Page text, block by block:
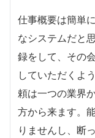
仕事概要は簡単
なシステムだと
録をして、その
していただくよ
頼は一つの業界
方から来ます。
りませんし、断